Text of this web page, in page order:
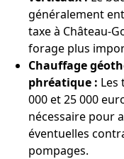
généralement
taxe à Château-
forage plus
Chauffage
phréatique : Les
000 et 25 000
nécessaire pour
éventuelles
pompages.